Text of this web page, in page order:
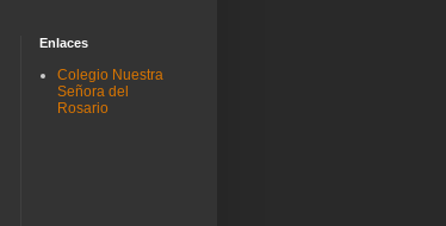
Enlaces
Colegio Nuestra
Señora del
Rosario